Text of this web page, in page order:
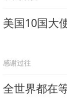
美国10国大
感谢过往
全世界都在